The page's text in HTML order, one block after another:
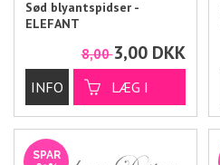
Sød blyantspidser -
ELEFANT
8,003,00 DKK
SPAR